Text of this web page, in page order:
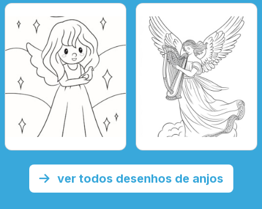
ver todos desenhos de anjos